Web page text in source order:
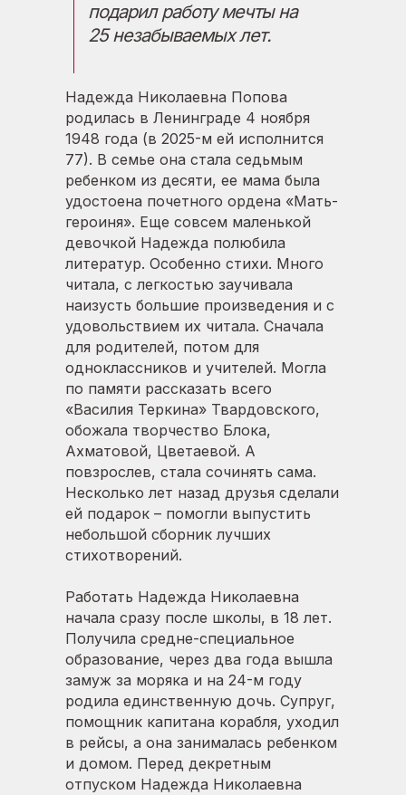
подарил работу мечты на
25 незабываемых лет.
Надежда Николаевна Попова
родилась в Ленинграде 4 ноября
1948 года (в 2025-м ей исполнится
77). В семье она стала седьмым
ребенком из десяти, ее мама была
удостоена почетного ордена «Мать-
героиня». Еще совсем маленькой
девочкой Надежда полюбила
литератур. Особенно стихи. Много
читала, с легкостью заучивала
наизусть большие произведения и с
удовольствием их читала. Сначала
для родителей, потом для
одноклассников и учителей. Могла
по памяти рассказать всего
«Василия Теркина» Твардовского,
обожала творчество Блока,
Ахматовой, Цветаевой. А
повзрослев, стала сочинять сама.
Несколько лет назад друзья сделали
ей подарок – помогли выпустить
небольшой сборник лучших
стихотворений.
Работать Надежда Николаевна
начала сразу после школы, в 18 лет.
Получила средне-специальное
образование, через два года вышла
замуж за моряка и на 24-м году
родила единственную дочь. Супруг,
помощник капитана корабля, уходил
в рейсы, а она занималась ребенком
и домом. Перед декретным
отпуском Надежда Николаевна